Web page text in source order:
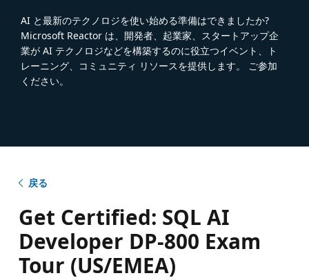
AI と最新のテクノロジを使い始める準備はできましたか?
Microsoft Reactor は、開発者、起業家、スタートアップ企
業が AI テクノロジなどを構築するのに役立つイベント、ト
レーニング、コミュニティ リソースを提供します。 ご参加
ください。
戻る
Get Certified: SQL AI
Developer DP-800 Exam
Tour (US/EMEA)